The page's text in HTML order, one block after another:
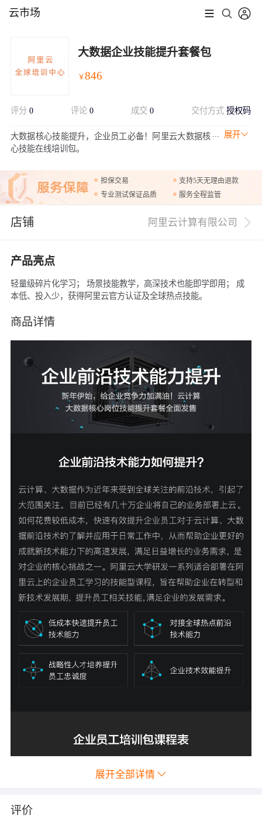
云市场
大数据企业技能提升套餐包
￥846
评分 0 评论 0 成交 0 交付方式授权码
展开
大数据核心技能提升，企业员工必备！阿里云大数据核
心技能在线培训包。
担保交易
支持5天无理由退款
专业测试保证品质
服务全程监管
店铺 阿里云计算有限公司
产品亮点
轻量级碎片化学习； 场景技能教学，高深技术也能即学即用； 成
本低、投入少，获得阿里云官方认证及全球热点技能。
商品详情
展开全部详情
评价